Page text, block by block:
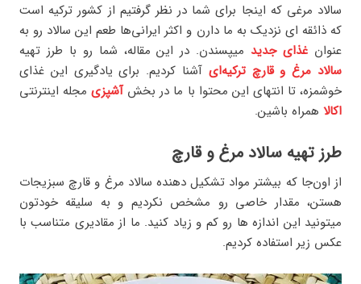
سالاد مرغی که اینجا برای شما در نظر گرفتیم از کشور ترکیه است
که ذائقه ای نزدیک به ما دارن و اکثر ایرانی‌ها طعم این سالاد رو به
عنوان غذای جدید میپسندن. در این مقاله، شما رو با طرز تهیه
سالاد مرغ و قارچ ترکیه‌ای آشنا کردیم. برای یادگیری این غذای
خوشمزه، تا انتهای این محتوا با ما در بخشآشپزیمجله اینترنتی
اکالا همراه باشین.
طرز تهیه سالاد مرغ و قارچ
از اون‌جا که بیشتر مواد تشکیل دهنده سالاد مرغ و قارچ سبزیجات
هستن، مقدار خاصی رو مشخص نکردیم و به سلیقه خودتون
میتونید این اندازه ها رو کم و زیاد کنید. ما از مقادیری متناسب با
عکس زیر استفاده کردیم.